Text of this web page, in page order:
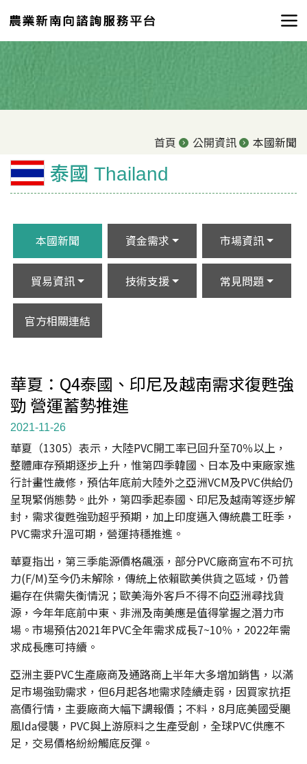
首頁 公開資訊 本國新聞
泰國 Thailand
本國新聞 資金需求 市場資訊
貿易資訊 技術支援 常見問題
官方相關連結
華夏：Q4泰國、印尼及越南需求復甦強
勁 營運蓄勢推進
2021-11-26
華夏（1305）表示，大陸PVC開工率已回升至70％以上，
整體庫存預期逐步上升，惟第四季韓國、日本及中東廠家進
行計畫性歲修，預估年底前大陸外之亞洲VCM及PVC供給仍
呈現緊俏態勢。此外，第四季起泰國、印尼及越南等逐步解
封，需求復甦強勁超乎預期，加上印度邁入傳統農工旺季，
PVC需求升溫可期，營運持穩推進。
華夏指出，第三季能源價格飆漲，部分PVC廠商宣布不可抗
力(F/M)至今仍未解除，傳統上依賴歐美供貨之區域，仍普
遍存在供需失衡情況；歐美海外客戶不得不向亞洲尋找貨
源，今年年底前中東、非洲及南美應是值得掌握之潛力市
場。市場預估2021年PVC全年需求成長7~10％，2022年需
求成長應可持續。
亞洲主要PVC生產廠商及通路商上半年大多增加銷售，以滿
足市場強勁需求，但6月起各地需求陸續走弱，因買家抗拒
高價行情，主要廠商大幅下調報價；不料，8月底美國受颶
風Ida侵襲，PVC與上游原料之生產受創，全球PVC供應不
足，交易價格紛紛觸底反彈。